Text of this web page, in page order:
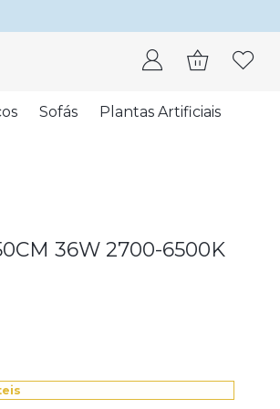
Sofás Plantas Artificiais
36W 2700-6500K